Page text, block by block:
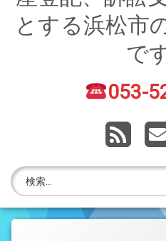
住宅ローン返済にお困りの
賃貸トラブル
株主名簿管理人
ご相談について
とする浜松市
で
電話番号: 053-
RSS